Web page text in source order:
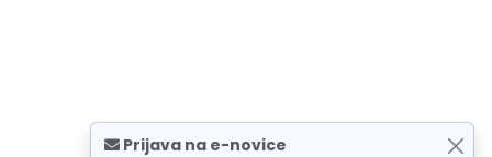
Prijava na e-novice